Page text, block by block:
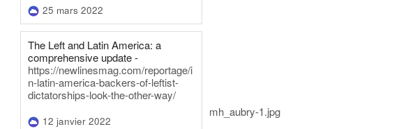
25 mars 2022
The Left and Latin America: a
comprehensive update -
https://newlinesmag.com/reportage/i
n-latin-america-backers-of-leftist-
dictatorships-look-the-other-way/
12 janvier 2022
mh_aubry-1.jpg